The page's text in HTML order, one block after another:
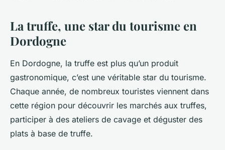
La truffe, une star du tourisme en
Dordogne
En Dordogne, la truffe est plus qu’un produit
gastronomique, c’est une véritable star du tourisme.
Chaque année, de nombreux touristes viennent dans
cette région pour découvrir les marchés aux truffes,
participer à des ateliers de cavage et déguster des
plats à base de truffe.